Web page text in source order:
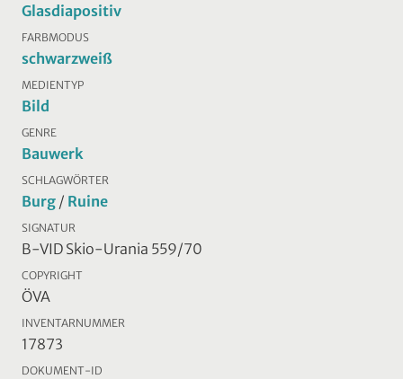
Glasdiapositiv
FARBMODUS
schwarzweiß
MEDIENTYP
Bild
GENRE
Bauwerk
SCHLAGWÖRTER
Burg / Ruine
SIGNATUR
B-VID Skio-Urania 559/70
COPYRIGHT
ÖVA
INVENTARNUMMER
17873
DOKUMENT-ID